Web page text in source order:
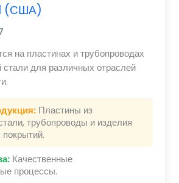
(США)
на пластинах и трубопроводах
стали для различных отраслей
Пластины из
трубопроводы и изделия
Качественные
процессы.